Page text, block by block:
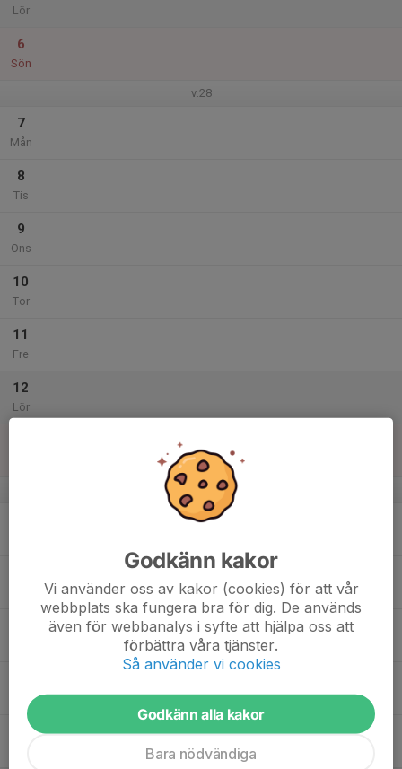
Lör
6
Sön
v.28
7
Mån
8
Tis
9
Ons
10
Tor
11
Fre
12
Lör
v.29
Godkänn kakor
Vi använder oss av kakor (cookies) för att vår
webbplats ska fungera bra för dig. De används
även för webbanalys i syfte att hjälpa oss att
förbättra våra tjänster.
Så använder vi cookies
Godkänn alla kakor
Bara nödvändiga